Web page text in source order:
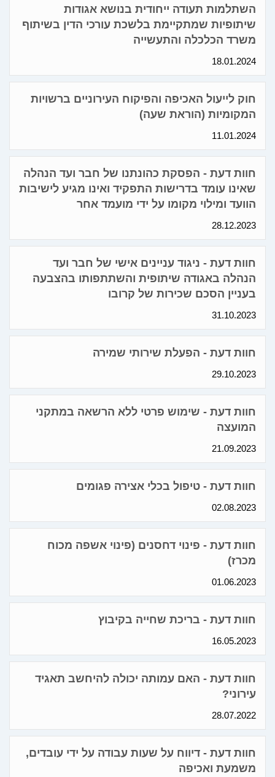
השתלמות תעודה ייחודית בנושא אגודות
שיתופיות שמתקיימת בלשכת עורכי הדין בשיתוף
משרד הכלכלה והתעשייה
18.01.2024
חוק לייעול האכיפה והפיקוח העירוניים ברשויות
המקומיות (הוראת שעה)
11.01.2024
חוות דעת - הפסקת כהונתנו של חבר ועד הנהלה
שאינו עומד בדרישות התפקיד ואינו מגיע לישיבות
הוועד ומילוי מקומו על ידי מועמד אחר
28.12.2023
חוות דעת - ניגוד עניינים אישי של חבר ועד
הנהלה באגודה שיתופית והשתתפותו בהצבעה
בעניין הסכם שכירות של קרובו
31.10.2023
חוות דעת - הפעלת שירותי שמירה
29.10.2023
חוות דעת - שימוש פרטי ללא הרשאה במתקני
המועצה
21.09.2023
חוות דעת - טיפול בכלי אצירה פגומים
02.08.2023
חוות דעת - פינוי דחסנים (פינוי אשפה מכוח
מכרז)
01.06.2023
חוות דעת - בריכת שחייה בקיבוץ
16.05.2023
חוות דעת - האם עמותה יכולה להיחשב תאגיד
עירוני?
28.07.2022
חוות דעת - דיווח על שעות עבודה על ידי עובדים,
משמעת ואכיפה